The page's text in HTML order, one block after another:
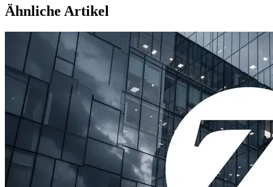
Ähnliche Artikel